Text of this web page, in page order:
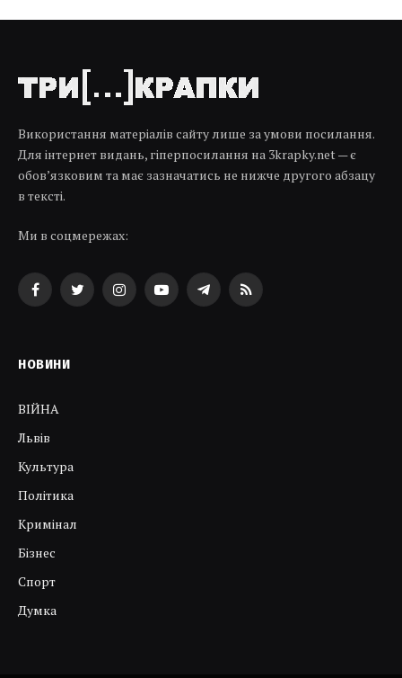
Використання матеріалів сайту лише за умови посилання.
Для інтернет видань, гіперпосилання на 3krapky.net — є
обов’язковим та має зазначатись не нижче другого абзацу
в тексті.
Ми в соцмережах:
FacebookTwitterInstagramYouTubeTelegramRSS
НОВИНИ
ВІЙНА
Львів
Культура
Політика
Кримінал
Бізнес
Спорт
Думка